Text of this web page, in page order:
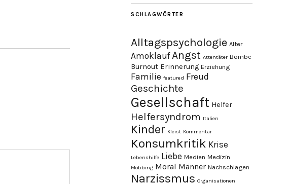
SCHLAGWÖRTER
Alltagspsychologie Alter
Amoklauf Angst Attentäter Bombe
Burnout Erinnerung Erziehung
Familie featured Freud
Geschichte
Gesellschaft Helfer
Helfersyndrom Italien
Kinder Kleist Kommentar
Konsumkritik Krise
Lebenshilfe Liebe Medien Medizin
Mobbing Moral Männer Nachschlagen
Narzissmus Organisationen